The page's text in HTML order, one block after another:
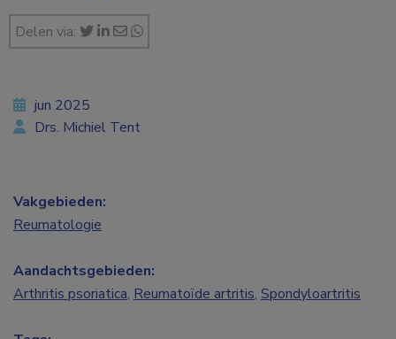
Delen via:
jun 2025
Drs. Michiel Tent
Vakgebieden:
Reumatologie
Aandachtsgebieden:
Arthritis psoriatica, Reumatoïde artritis, Spondyloartritis